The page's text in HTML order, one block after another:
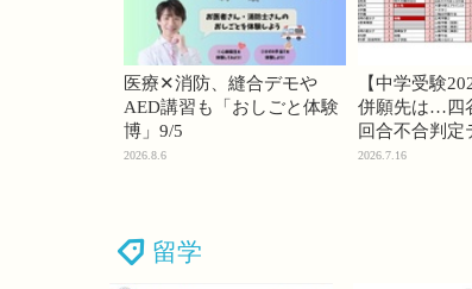
医療✕消防、縫合デモや
AED講習も「おしごと体験
博」9/5
2026.8.6
【中学受験
併願先は…四
回合不合判定
2026.7.16
留学